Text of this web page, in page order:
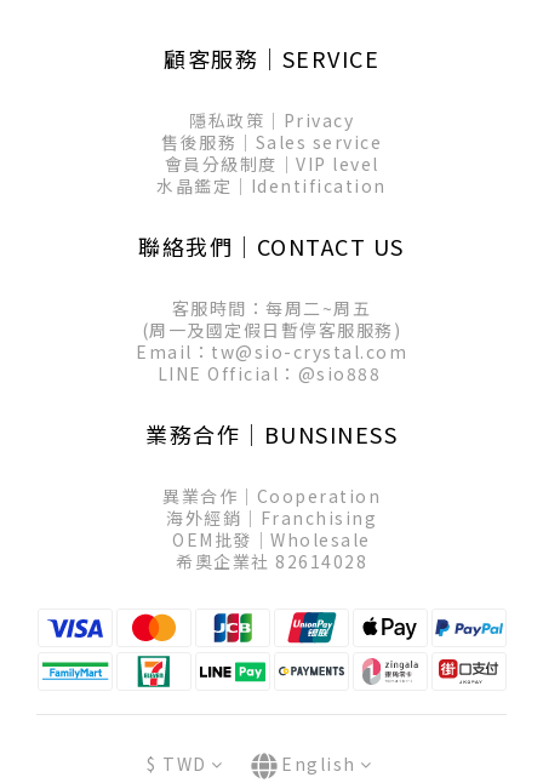
顧客服務│SERVICE
隱私政策│Privacy
售後服務│Sales service
會員分級制度│VIP level
水晶鑑定│Identification
聯絡我們│CONTACT US
客服時間：每周二~周五
(周一及國定假日暫停客服服務)
Email：tw@sio-crystal.com
LINE Official： @sio888
業務合作│BUNSINESS
異業合作│Cooperation
海外經銷│Franchising
OEM批發│Wholesale
希奧企業社 82614028
$ TWD English